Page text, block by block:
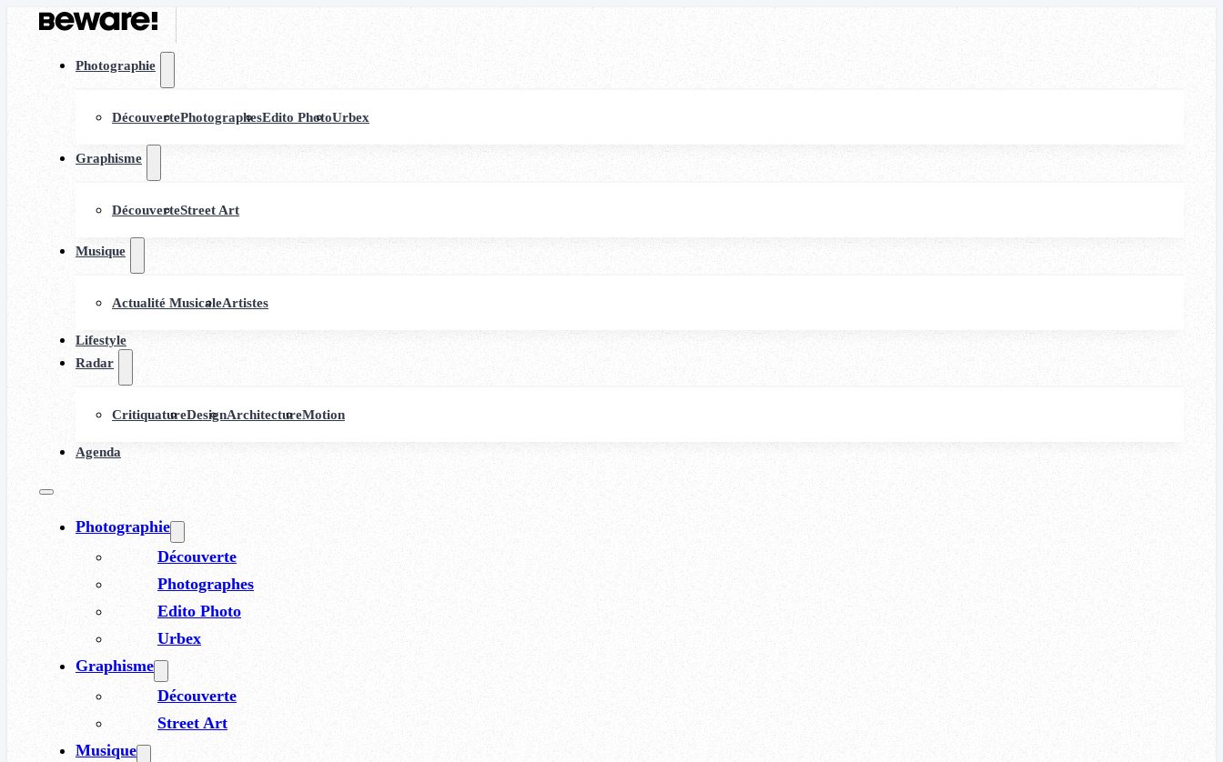
Photographie
DécouvertePhotographesEdito PhotoUrbex
Graphisme
DécouverteStreet Art
Musique
Actualité MusicaleArtistes
Lifestyle
Radar
CritiquatureDesignArchitectureMotion
Agenda
Photographie
Découverte
Photographes
Edito Photo
Urbex
Graphisme
Découverte
Street Art
Musique